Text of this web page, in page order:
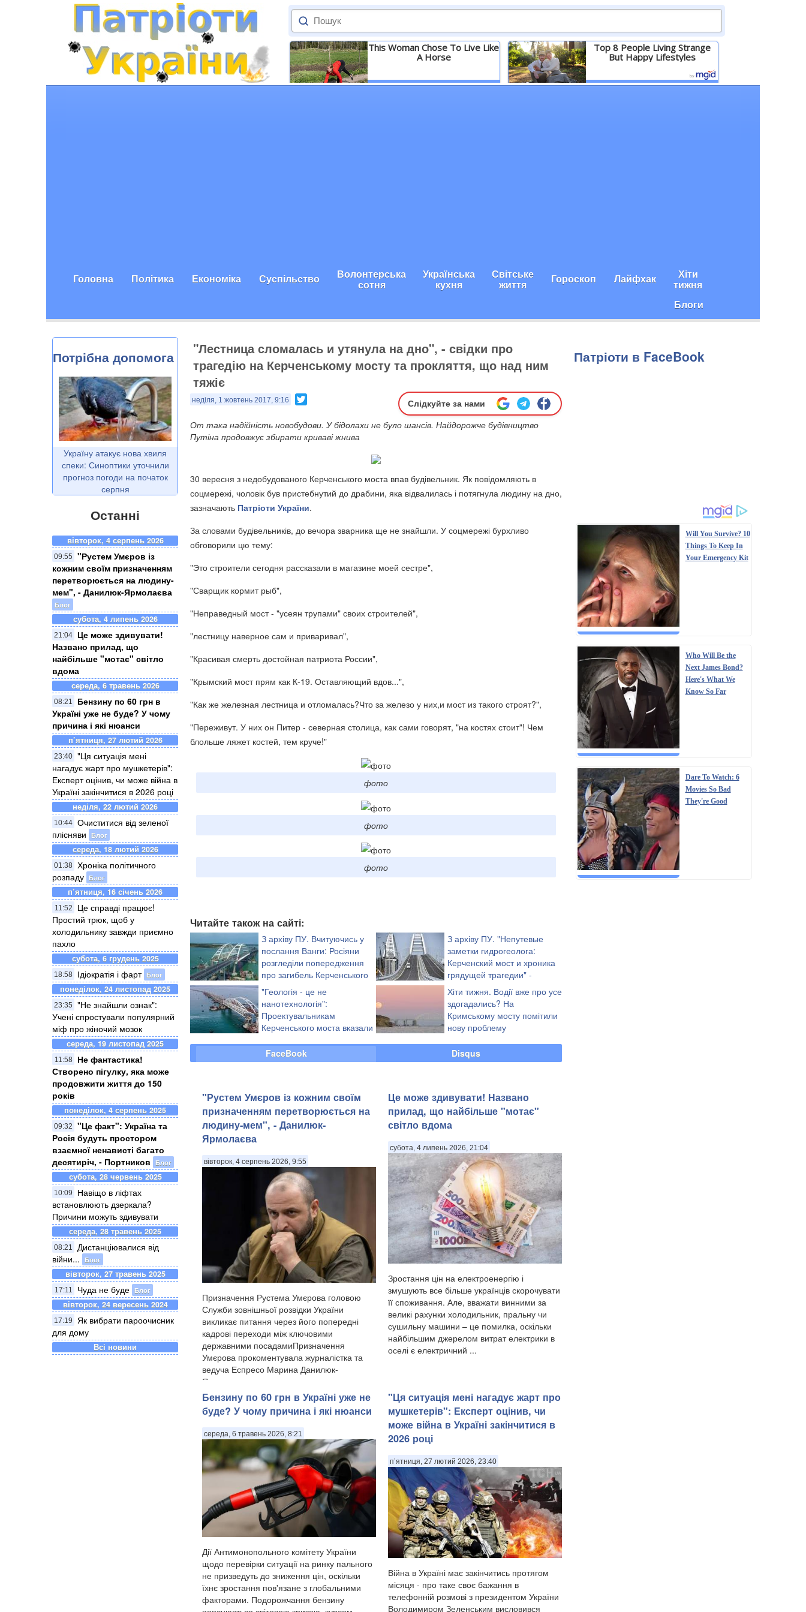
This Woman Chose To Live Like
A Horse
Детальніше
Top 8 People Living Strange
But Happy Lifestyles
Детальніше
Головна Політика Економіка Суспільство Волонтерська
сотня
Українська
кухня
Світське
життя Гороскоп Лайфхак Хіти
тижня
Блоги
Потрібна допомога
Україну атакує нова хвиля
спеки: Синоптики уточнили
прогноз погоди на початок
серпня
Останні
вівторок, 4 серпень 2026
09:55
"Рустем Умєров із
кожним своїм призначенням
перетворюється на людину-
мем", - Данилюк-Ярмолаєва
Блог
субота, 4 липень 2026
21:04
Це може здивувати!
Названо прилад, що
найбільше "мотає" світло
вдома
середа, 6 травень 2026
08:21
Бензину по 60 грн в
Україні уже не буде? У чому
причина і які нюанси
п’ятниця, 27 лютий 2026
23:40 "Ця ситуація мені
нагадує жарт про мушкетерів":
Експерт оцінив, чи може війна в
Україні закінчитися в 2026 році
неділя, 22 лютий 2026
10:44 Очиститися від зеленої
плісняви
Блог
середа, 18 лютий 2026
01:38 Хроніка політичного
розпаду Блог
п’ятниця, 16 січень 2026
11:52
Це справді працює!
Простий трюк, щоб у
холодильнику завжди приємно
пахло
субота, 6 грудень 2025
18:58 Ідіократія і фарт Блог
понеділок, 24 листопад 2025
23:35
"Не знайшли ознак":
Учені спростували популярний
міф про жіночий мозок
середа, 19 листопад 2025
11:58
Не фантастика!
Створено пігулку, яка може
продовжити життя до 150
років
понеділок, 4 серпень 2025
09:32
"Це факт": Україна та
Росія будуть простором
взаємної ненависті багато
десятиріч, - Портников
Блог
субота, 28 червень 2025
10:09
Навіщо в ліфтах
встановлюють дзеркала?
Причини можуть здивувати
середа, 28 травень 2025
08:21
Дистанціювалися від
війни...
Блог
вівторок, 27 травень 2025
17:11 Чуда не буде Блог
вівторок, 24 вересень 2024
17:19
Як вибрати пароочисник
для дому
Всі новини
​"Лестница сломалась и утянула на дно", - свідки про
трагедію на Керченському мосту та прокляття, що над ним
тяжіє
неділя, 1 жовтень 2017, 9:16 Слідкуйте за нами
От така надійність новобудови. У бідолахи не було шансів. Найдорожче будівництво
Путіна продовжує збирати криваві жнива
30 вересня з недобудованого Керченського моста впав будівельник. Як повідомляють в
соцмережі, чоловік був пристебнутий до драбини, яка відвалилась і потягнула людину на дно,
зазначають Патріоти України.
За словами будівельників, до вечора зварника ще не знайшли. У соцмережі бурхливо
обговорили цю тему:
"Это строители сегодня рассказали в магазине моей сестре",
"Сварщик кормит рыб",
"Неправедный мост - "усеян трупами" своих строителей",
"лестницу наверное сам и приваривал",
"Красивая смерть достойная патриота России",
"Крымский мост прям как К-19. Оставляющий вдов...",
"Как же железная лестница и отломалась?Что за железо у них,и мост из такого строят?",
"Переживут. У них он Питер - северная столица, как сами говорят, "на костях стоит"! Чем
блольше ляжет костей, тем круче!"
фото
фото
фото
Читайте також на сайті:
З архіву ПУ. Вчитуючись у
послання Ванги: Росіяни
розгледіли попередження
про загибель Керченського
мосту
З архіву ПУ. "Непутевые
заметки гидрогеолога:
Керченский мост и хроника
грядущей трагедии" -
експерт
"Геологія - це не
нанотехнологія":
Проектувальникам
Керченського моста вказали
Хіти тижня. Водії вже про усе
здогадались? На
Кримському мосту помітили
нову проблему
FaceBook Disqus
"Рустем Умєров із кожним своїм
призначенням перетворюється на
людину-мем", - Данилюк-
Ярмолаєва
вівторок, 4 серпень 2026, 9:55
Призначення Рустема Умєрова головою
Служби зовнішньої розвідки України
викликає питання через його попередні
кадрові переходи між ключовими
державними посадамиПризначення
Умєрова прокоментувала журналістка та
ведуча Еспресо Марина Данилюк-
Ярмолаєва у п...
Це може здивувати! Названо
прилад, що найбільше "мотає"
світло вдома
субота, 4 липень 2026, 21:04
Зростання цін на електроенергію і
змушують все більше українців скорочувати
її споживання. Але, вважати винними за
великі рахунки холодильник, пральну чи
сушильну машини – це помилка, оскільки
найбільшим джерелом витрат електрики в
оселі є електричний ...
Бензину по 60 грн в Україні уже не
буде? У чому причина і які нюанси
середа, 6 травень 2026, 8:21
Дії Антимонопольного комітету України
щодо перевірки ситуації на ринку пального
не призведуть до зниження цін, оскільки
їхнє зростання пов'язане з глобальними
факторами. Подорожчання бензину
"Ця ситуація мені нагадує жарт про
мушкетерів": Експерт оцінив, чи
може війна в Україні закінчитися в
2026 році
п’ятниця, 27 лютий 2026, 23:40
Війна в Україні має закінчитись протягом
місяця - про таке своє бажання в
телефонній розмові з президентом України
Володимиром Зеленським висловився
Патріоти в FaceBook
Will You Survive? 10
Things To Keep In
Your Emergency Kit
Who Will Be the
Next James Bond?
Here's What We
Know So Far
Dare To Watch: 6
Movies So Bad
They're Good